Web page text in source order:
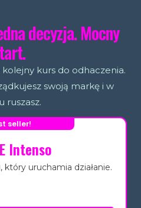
decyzja. Mocny
kurs do odhaczenia.
swoją markę i w
ruszasz.
Intenso
uruchamia działanie.
seller!